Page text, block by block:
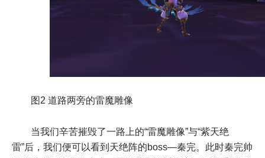
图2 道路两旁的雷魔雕像
当我们辛苦摧毁了一路上的“雷魔雕像”与“紫天绝
雷”后，我们便可以看到天绝阵的boss—秦完。此时秦完帅